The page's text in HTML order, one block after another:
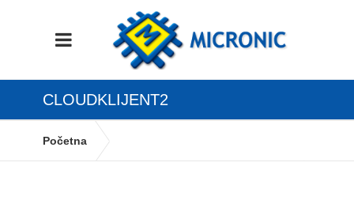
CLOUDKLIJENT2
Početna